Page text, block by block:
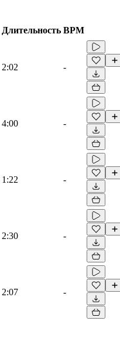
Длительность BPM
2:02 -
4:00 -
1:22 -
2:30 -
2:07 -